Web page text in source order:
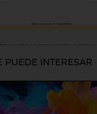
PUEDE INTERESAR